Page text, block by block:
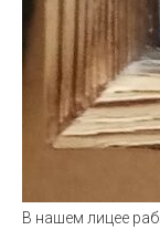
В нашем лицее